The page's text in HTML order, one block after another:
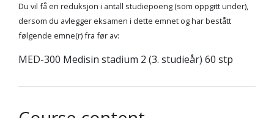
Du vil få en reduksjon i antall studiepoeng (som oppgitt under),
dersom du avlegger eksamen i dette emnet og har bestått
følgende emne(r) fra før av:
MED-300 Medisin stadium 2 (3. studieår) 60 stp